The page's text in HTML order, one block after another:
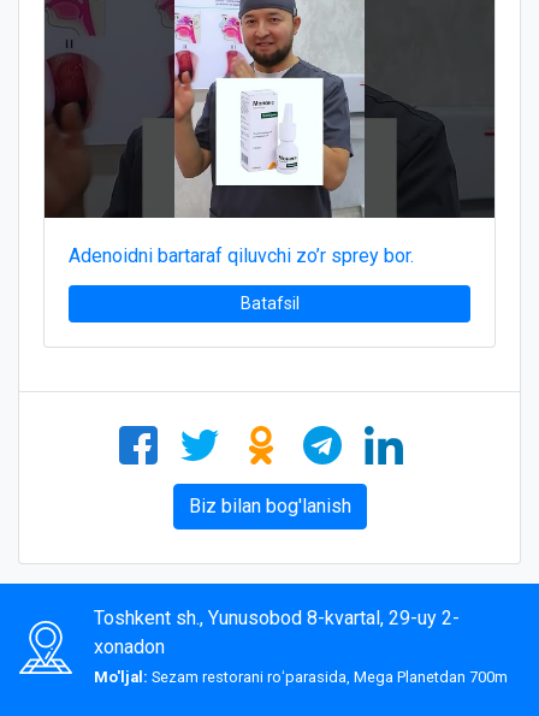
Adenoidni bartaraf qiluvchi zo’r sprey bor.
Batafsil
Biz bilan bog'lanish
Toshkent sh., Yunusobod 8-kvartal, 29-uy 2-
xonadon
Mo'ljal: Sezam restorani roʻparasida, Mega Planetdan 700m